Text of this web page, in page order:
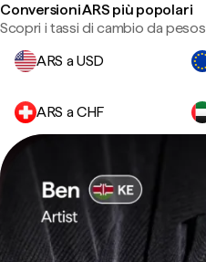
Conversioni ARS più popolari
Scopri i tassi di cambio da
ARS a USD
ARS a CHF